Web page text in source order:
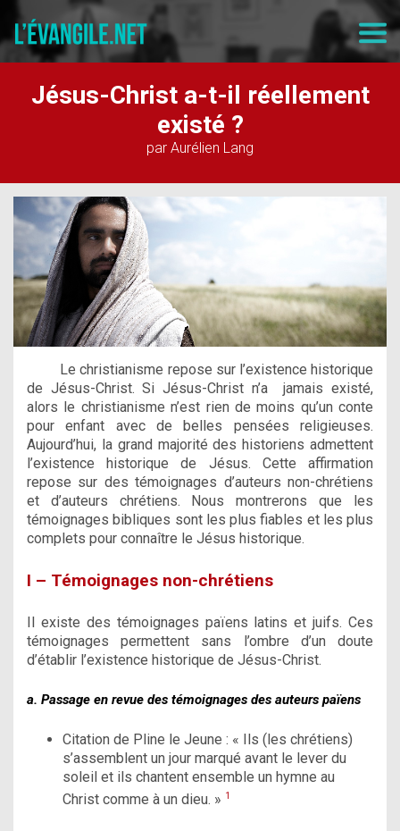
Jésus-Christ a-t-il réellement
existé ?
par Aurélien Lang
Le christianisme repose sur l’existence historique
de Jésus-Christ. Si Jésus-Christ n’a jamais existé,
alors le christianisme n’est rien de moins qu’un conte
pour enfant avec de belles pensées religieuses.
Aujourd’hui, la grand majorité des historiens admettent
l’existence historique de Jésus. Cette affirmation
repose sur des témoignages d’auteurs non-chrétiens
et d’auteurs chrétiens. Nous montrerons que les
témoignages bibliques sont les plus fiables et les plus
complets pour connaître le Jésus historique.
I – Témoignages non-chrétiens
Il existe des témoignages païens latins et juifs. Ces
témoignages permettent sans l’ombre d’un doute
d’établir l’existence historique de Jésus-Christ.
a. Passage en revue des témoignages des auteurs païens
Citation de Pline le Jeune : « Ils (les chrétiens)
s’assemblent un jour marqué avant le lever du
soleil et ils chantent ensemble un hymne au
Christ comme à un dieu. » 1